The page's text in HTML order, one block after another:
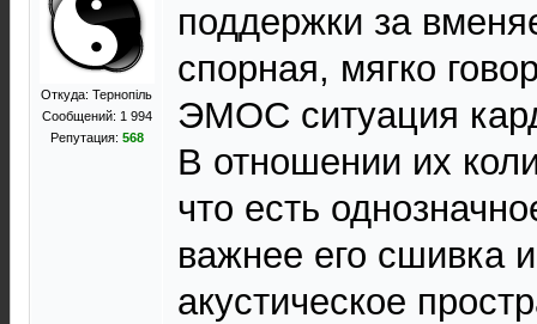
Откуда: Тернопіль
Сообщений: 1 994
Репутация: 568
поддержки за
спорная, мягко
ЭМОС ситуация
В отношении их
что есть
важнее его сшивка
акустическое